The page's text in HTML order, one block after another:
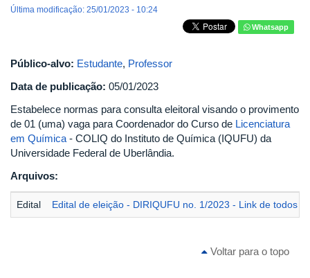
Última modificação: 25/01/2023 - 10:24
Whatsapp
Público-alvo: Estudante, Professor
Data de publicação: 05/01/2023
Estabelece normas para consulta eleitoral visando o provimento
de 01 (uma) vaga para Coordenador do Curso de Licenciatura
em Química - COLIQ do Instituto de Química (IQUFU) da
Universidade Federal de Uberlândia.
Arquivos:
Edital Edital de eleição - DIRIQUFU no. 1/2023 - Link de todos
Voltar para o topo